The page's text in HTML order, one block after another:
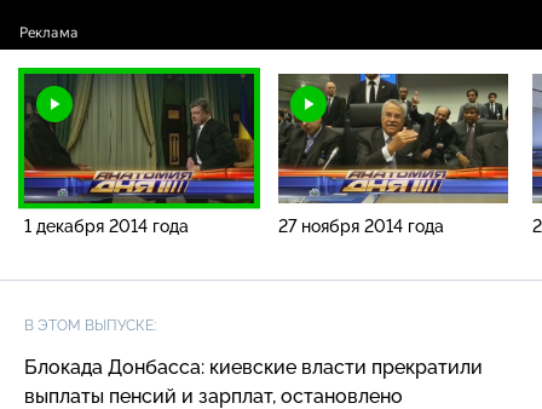
1 декабря 2014 года 27 ноября 2014 года
В ЭТОМ ВЫПУСКЕ:
Блокада Донбасса: киевские власти прекратили
выплаты пенсий и зарплат, остановлено